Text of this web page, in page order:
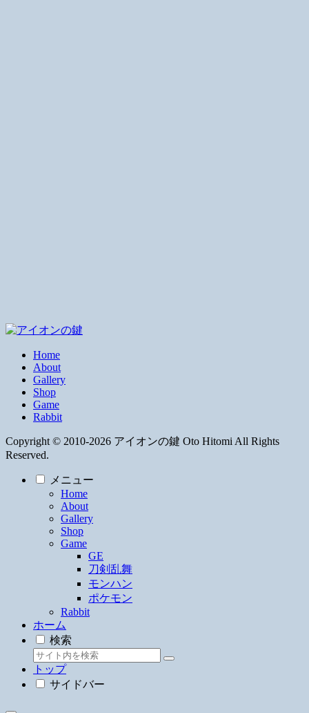
Home
About
Gallery
Shop
Game
Rabbit
Copyright © 2010-2026 アイオンの鍵 Oto Hitomi All Rights
Reserved.
メニュー
Home
About
Gallery
Shop
Game
GE
刀剣乱舞
モンハン
ポケモン
Rabbit
ホーム
検索
トップ
サイドバー